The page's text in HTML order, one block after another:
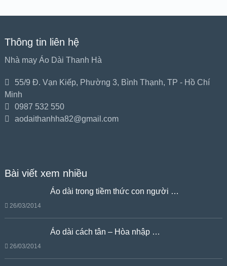
Thông tin liên hệ
Nhà may Áo Dài Thanh Hà
55/9 Đ. Vạn Kiếp, Phường 3, Bình Thạnh, TP - Hồ Chí
Minh
0987 532 550
aodaithanhha82@gmail.com
Bài viết xem nhiều
Áo dài trong tiềm thức con người …
26/03/2014
Áo dài cách tân – Hòa nhập …
26/03/2014